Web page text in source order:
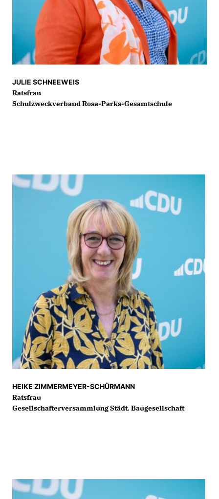
JULIE SCHNEEWEIS
Ratsfrau
Schulzweckverband Rosa-Parks-Gesamtschule
HEIKE ZIMMERMEYER-SCHÜRMANN
Ratsfrau
Gesellschafterversammlung Städt. Baugesellschaft